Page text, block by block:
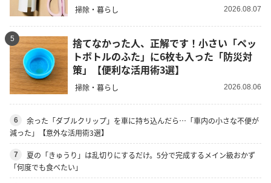
掃除・暮らし 2026.08.07
5
捨てなかった人、正解です！小さい「ペッ
トボトルのふた」に6枚も入った「防災対
策」【便利な活用術3選】
掃除・暮らし 2026.08.06
6
余った「ダブルクリップ」を車に持ち込んだら…「車内の小さな不便が
減った」【意外な活用術3選】
7
夏の「きゅうり」は乱切りにするだけ。5分で完成するメイン級おかず
「何度でも食べたい」